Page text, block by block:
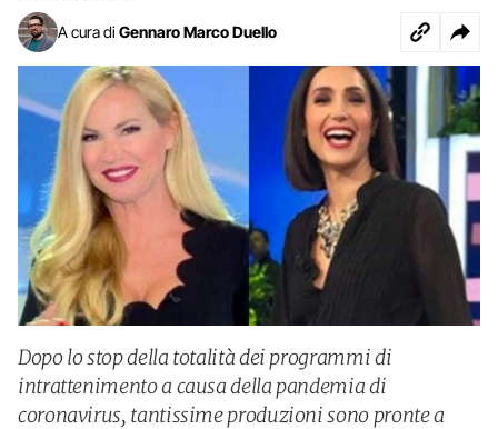
A cura di Gennaro Marco Duello
Dopo lo stop della totalità dei programmi di
intrattenimento a causa della pandemia di
coronavirus, tantissime produzioni sono pronte a